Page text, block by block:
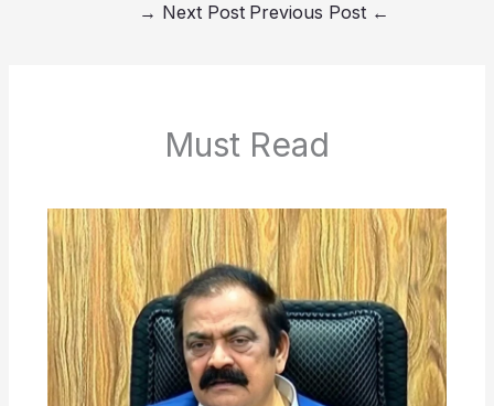
←
Next Post
→
Must Read